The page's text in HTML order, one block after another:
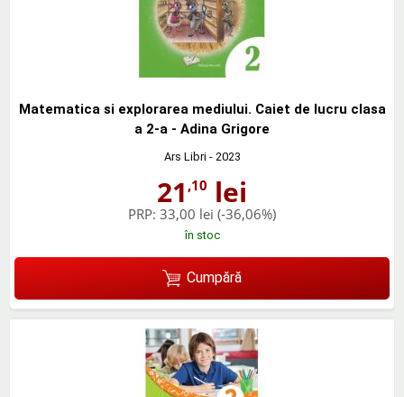
Matematica si explorarea mediului. Caiet de lucru clasa
a 2-a - Adina Grigore
Ars Libri- 2023
21 ,10 lei
PRP: 33,00 lei (-36,06%)
în stoc
Cumpără